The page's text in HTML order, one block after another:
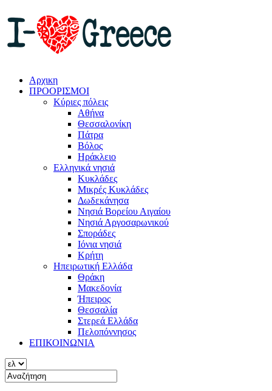
Αρχικη
ΠΡΟΟΡΙΣΜΟΙ
Κύριες πόλεις
Αθήνα
Θεσσαλονίκη
Πάτρα
Βόλος
Ηράκλειο
Ελληνικά νησιά
Κυκλάδες
Μικρές Κυκλάδες
Δωδεκάνησα
Νησιά Βορείου Αιγαίου
Νησιά Αργοσαρωνικού
Σποράδες
Ιόνια νησιά
Κρήτη
Ηπειρωτική Ελλάδα
Θράκη
Μακεδονία
Ήπειρος
Θεσσαλία
Στερεά Ελλάδα
Πελοπόννησος
ΕΠΙΚΟΙΝΩΝΙΑ